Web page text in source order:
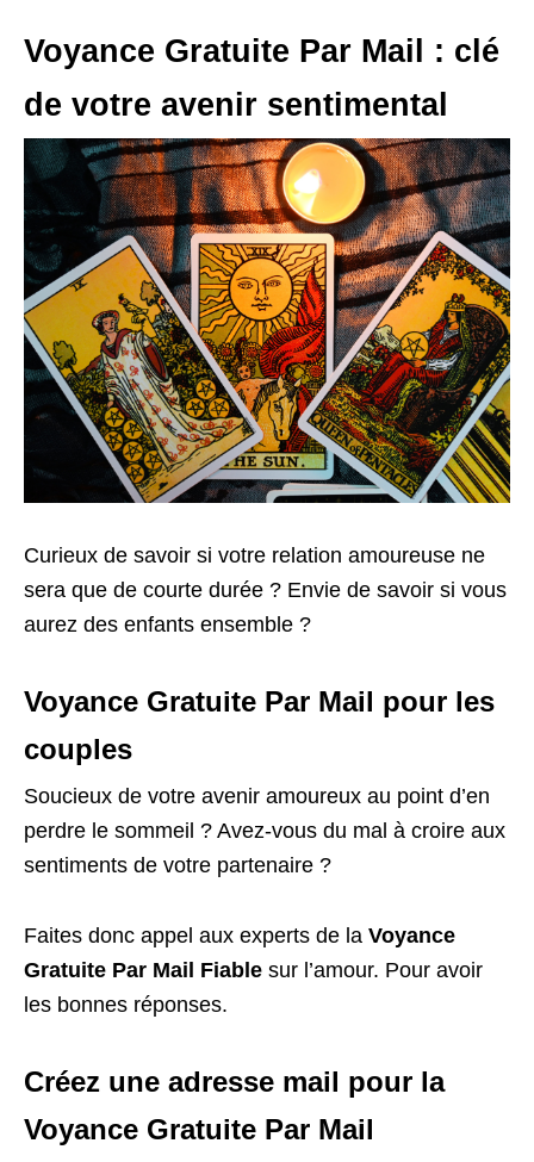
Voyance Gratuite Par Mail : clé
de votre avenir sentimental
Curieux de savoir si votre relation amoureuse ne
sera que de courte durée ? Envie de savoir si vous
aurez des enfants ensemble ?
Voyance Gratuite Par Mail pour les
couples
Soucieux de votre avenir amoureux au point d’en
perdre le sommeil ? Avez-vous du mal à croire aux
sentiments de votre partenaire ?
Faites donc appel aux experts de la Voyance
Gratuite Par Mail Fiable sur l’amour. Pour avoir
les bonnes réponses.
Créez une adresse mail pour la
Voyance Gratuite Par Mail